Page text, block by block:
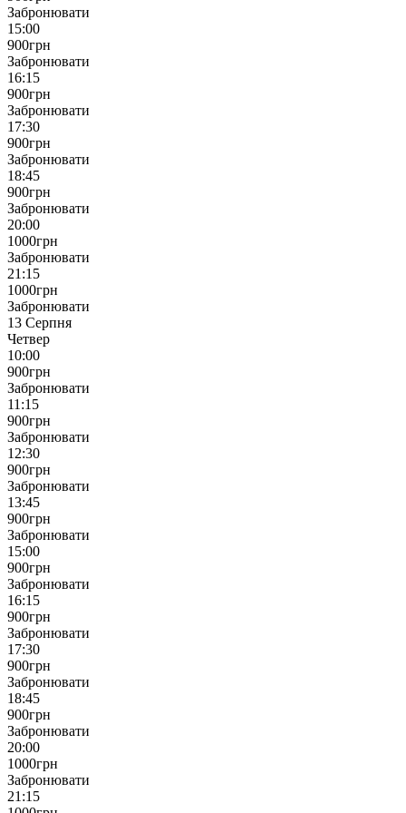
Забронювати
15:00
900грн
Забронювати
16:15
900грн
Забронювати
17:30
900грн
Забронювати
18:45
900грн
Забронювати
20:00
1000грн
Забронювати
21:15
1000грн
Забронювати
13 Серпня
Четвер
10:00
900грн
Забронювати
11:15
900грн
Забронювати
12:30
900грн
Забронювати
13:45
900грн
Забронювати
15:00
900грн
Забронювати
16:15
900грн
Забронювати
17:30
900грн
Забронювати
18:45
900грн
Забронювати
20:00
1000грн
Забронювати
21:15